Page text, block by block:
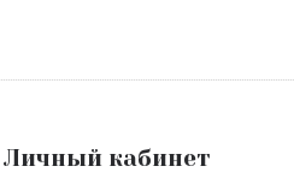
Личный кабинет